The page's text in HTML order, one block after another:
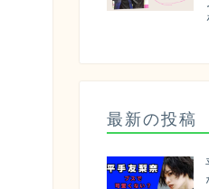
最新の投稿